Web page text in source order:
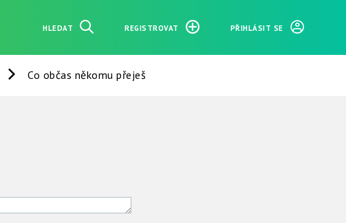
HLEDAT REGISTROVAT PŘIHLÁSIT SE
Co občas někomu přeješ